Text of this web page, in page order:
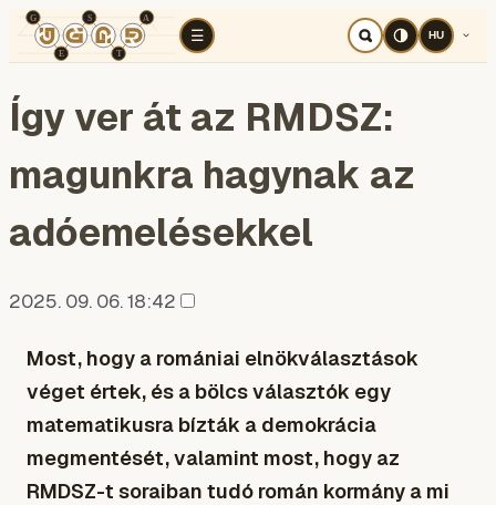
☰
TÉR KOGNITÍV HÁBORÚ
HU
Így ver át az RMDSZ:
magunkra hagynak az
adóemelésekkel
2025. 09. 06. 18:42
Most, hogy a romániai elnökválasztások
véget értek, és a bölcs választók egy
matematikusra bízták a demokrácia
megmentését, valamint most, hogy az
RMDSZ-t soraiban tudó román kormány a mi